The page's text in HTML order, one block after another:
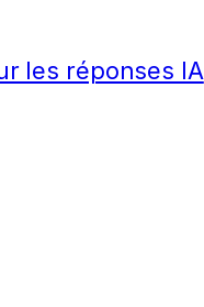
les réponses IA